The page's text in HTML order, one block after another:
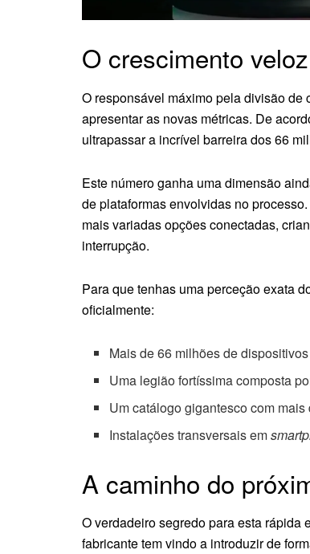
O crescimento
O responsável máximo pela divisão
apresentar as novas métricas. De
ultrapassar a incrível barreira dos 66
Este número ganha uma dimensão
de plataformas envolvidas no
mais variadas opções conectadas,
interrupção.
Para que tenhas uma perceção exata
oficialmente:
Mais de 66 milhões de
Uma legião fortíssima composta
Um catálogo gigantesco com
Instalações transversais em
A caminho do
O verdadeiro segredo para esta rápida
fabricante tem vindo a introduzir de